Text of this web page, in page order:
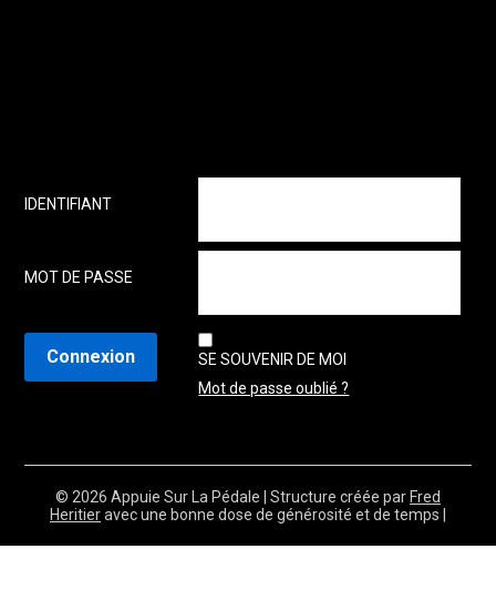
IDENTIFIANT
MOT DE PASSE
SE SOUVENIR DE MOI
Mot de passe oublié ?
© 2026 Appuie Sur La Pédale | Structure créée parFred
Heritieravec une bonne dose de générosité et de temps |